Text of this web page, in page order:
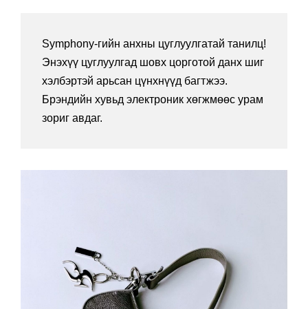
Symphony-гийн анхны цуглуулгатай танилц!
Энэхүү цуглуулгад шовх цорготой данх шиг
хэлбэртэй арьсан цүнхнүүд багтжээ.
Брэндийн хувьд электроник хөгжмөөс урам
зориг авдаг.